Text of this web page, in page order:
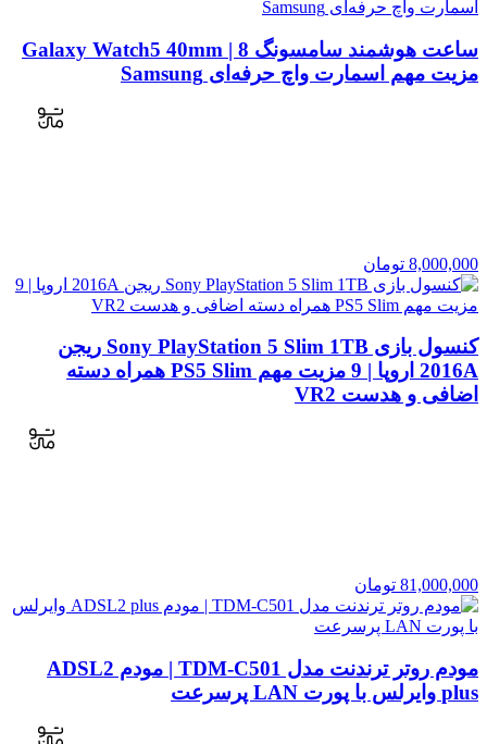
ساعت هوشمند سامسونگ Galaxy Watch5 40mm | 8
مزیت مهم اسمارت واچ حرفه‌ای Samsung
8,000,000 تومان
کنسول بازی Sony PlayStation 5 Slim 1TB ریجن
2016A اروپا | 9 مزیت مهم PS5 Slim همراه دسته
اضافی و هدست VR2
81,000,000 تومان
مودم روتر ترندنت مدل TDM-C501 | مودم ADSL2
plus وایرلس با پورت LAN پرسرعت